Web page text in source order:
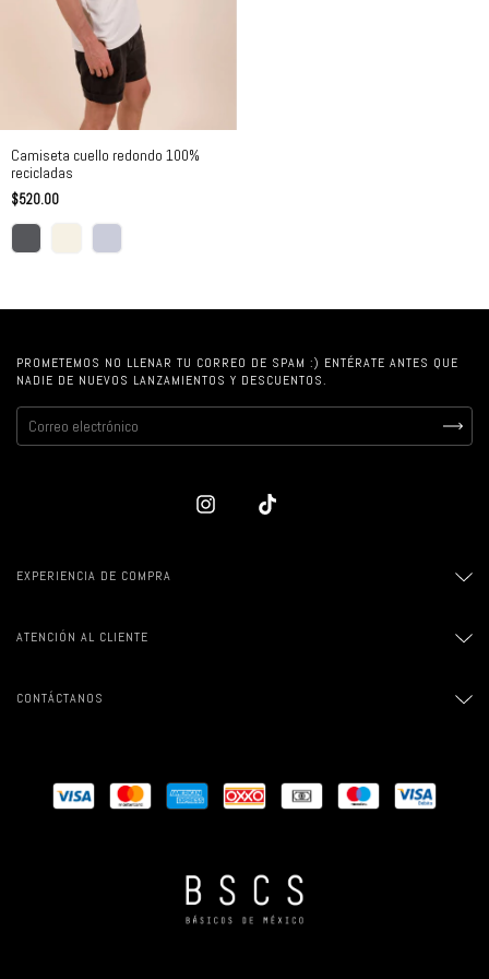
Camiseta cuello redondo 100%
recicladas
$520.00
PROMETEMOS NO LLENAR TU CORREO DE SPAM :) ENTÉRATE ANTES QUE
NADIE DE NUEVOS LANZAMIENTOS Y DESCUENTOS.
EXPERIENCIA DE COMPRA
ATENCIÓN AL CLIENTE
CONTÁCTANOS